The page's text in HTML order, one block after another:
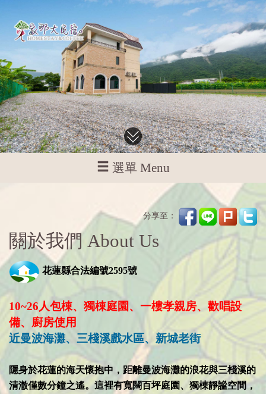
選單 Menu
分享至：
關於我們 About Us
花蓮縣合法編號2595號
10~26人包棟、獨棟庭園、一樓孝親房、歡唱設
備、廚房使用
近曼波海灘、三棧溪戲水區、新城老街
隱身於花蓮的海天懷抱中，距離曼波海灘的浪花與三棧溪的
清澈僅數分鐘之遙。這裡有寬闊百坪庭園、獨棟靜謐空間，